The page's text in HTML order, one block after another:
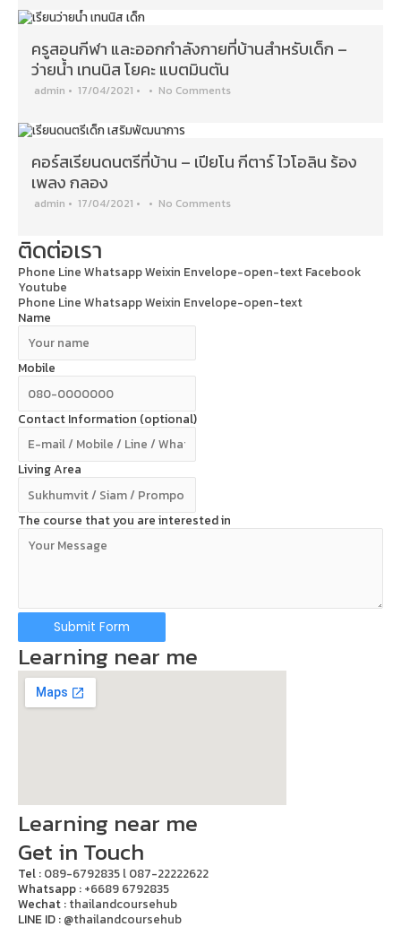
ครูสอนกีฬา และออกกำลังกายที่บ้านสำหรับเด็ก –
ว่ายน้ำ เทนนิส โยคะ แบตมินตัน
admin • 17/04/2021 • • No Comments
คอร์สเรียนดนตรีที่บ้าน – เปียโน กีตาร์ ไวโอลิน ร้อง
เพลง กลอง
admin • 17/04/2021 • • No Comments
ติดต่อเรา
Phone Line WhatsappWeixin Envelope-open-text Facebook
Youtube
Phone Line WhatsappWeixin Envelope-open-text
Name
Mobile
Contact Information (optional)
Living Area
The course that you are interested in
Submit Form
Learning near me
Learning near me
Get in Touch
Tel : 089-6792835 l 087-22222622
Whatsapp : +6689 6792835
Wechat : thailandcoursehub
LINE ID : @thailandcoursehub